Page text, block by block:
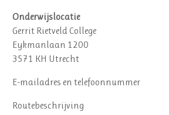
Onderwijslocatie
Gerrit Rietveld College
Eykmanlaan 1200
3571 KH Utrecht
E-mailadres en telefoonnummer
Routebeschrijving